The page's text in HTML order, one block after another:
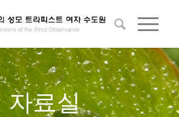
자료실